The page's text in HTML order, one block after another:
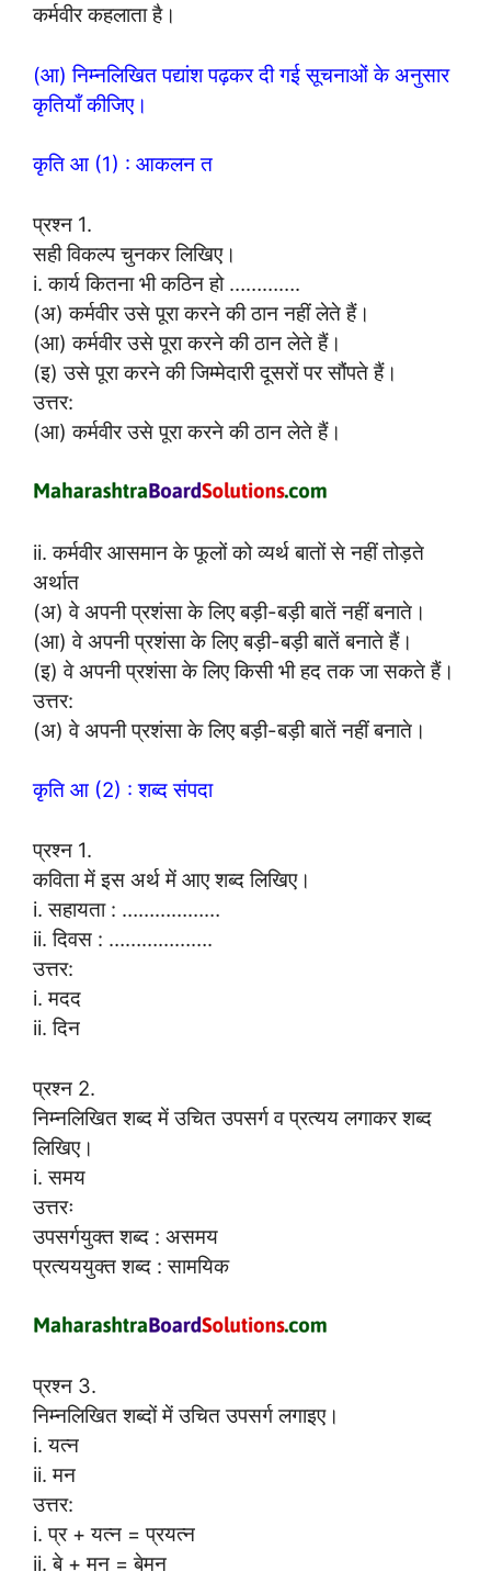
कर्मवीर कहलाता है।
(आ) निम्नलिखित पद्यांश पढ़कर दी गई सूचनाओं के अनुसार
कृतियाँ कीजिए।
कृति आ (1) : आकलन त
प्रश्न 1.
सही विकल्प चुनकर लिखिए।
i. कार्य कितना भी कठिन हो ………….
(अ) कर्मवीर उसे पूरा करने की ठान नहीं लेते हैं।
(आ) कर्मवीर उसे पूरा करने की ठान लेते हैं।
(इ) उसे पूरा करने की जिम्मेदारी दूसरों पर सौंपते हैं।
उत्तर:
(आ) कर्मवीर उसे पूरा करने की ठान लेते हैं।
ii. कर्मवीर आसमान के फूलों को व्यर्थ बातों से नहीं तोड़ते
अर्थात
(अ) वे अपनी प्रशंसा के लिए बड़ी-बड़ी बातें नहीं बनाते।
(आ) वे अपनी प्रशंसा के लिए बड़ी-बड़ी बातें बनाते हैं।
(इ) वे अपनी प्रशंसा के लिए किसी भी हद तक जा सकते हैं।
उत्तर:
(अ) वे अपनी प्रशंसा के लिए बड़ी-बड़ी बातें नहीं बनाते।
कृति आ (2) : शब्द संपदा
प्रश्न 1.
कविता में इस अर्थ में आए शब्द लिखिए।
i. सहायता : ………………
ii. दिवस : ……………….
उत्तर:
i. मदद
ii. दिन
प्रश्न 2.
निम्नलिखित शब्द में उचित उपसर्ग व प्रत्यय लगाकर शब्द
लिखिए।
i. समय
उत्तरः
उपसर्गयुक्त शब्द : असमय
प्रत्यययुक्त शब्द : सामयिक
प्रश्न 3.
निम्नलिखित शब्दों में उचित उपसर्ग लगाइए।
i. यत्न
ii. मन
उत्तर:
i. प्र + यत्न = प्रयत्न
ii. बे + मन = बेमन